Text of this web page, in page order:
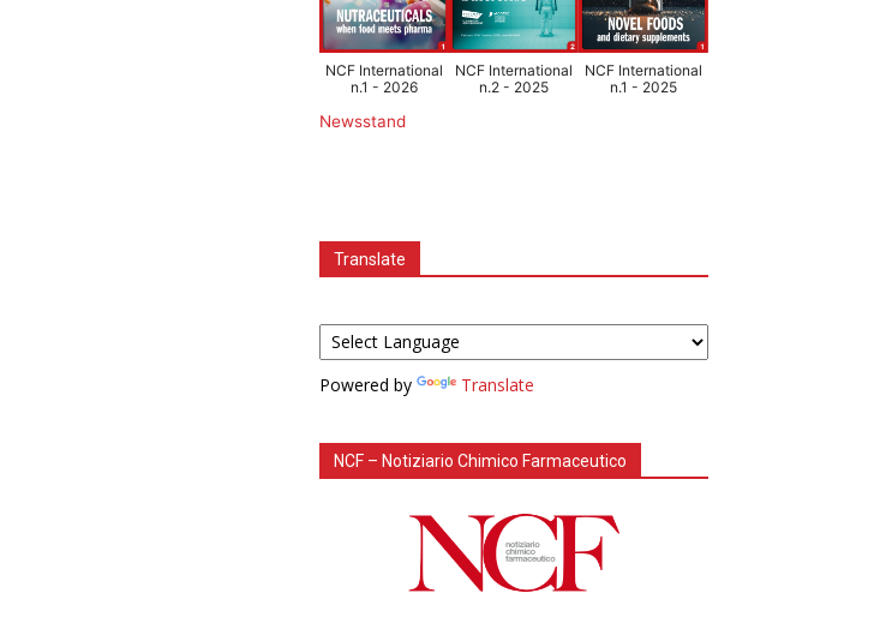
NCF International
n.1 - 2026
NCF International
n.2 - 2025
NCF International
n.1 - 2025
Newsstand
Translate
Powered by Translate
NCF – Notiziario Chimico Farmaceutico